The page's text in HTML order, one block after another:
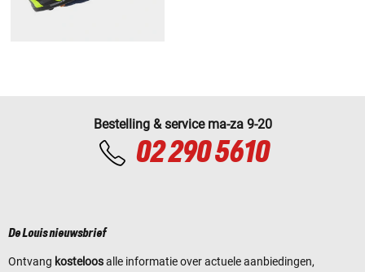
Bestelling & service ma-za 9-20
02 290 5610
De Louis nieuwsbrief
Ontvang kosteloosalle informatie over actuele aanbiedingen,